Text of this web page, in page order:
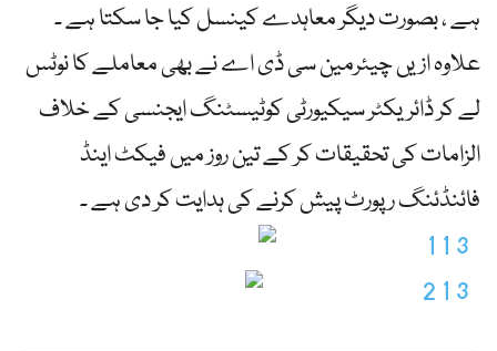
ہے ، بصورت دیگر معاہدے کینسل کیا جا سکتا ہے ۔
علاوہ ازیں چیئرمین سی ڈی اے نے بھی معاملے کا نوٹس
لے کر ڈائریکٹر سیکیورٹی کوٹیسٹنگ ایجنسی کے خلاف
الزامات کی تحقیقات کر کے تین روز میں فیکٹ اینڈ
فائنڈئنگ رپورٹ پیش کرنے کی ہدایت کر دی ہے ۔